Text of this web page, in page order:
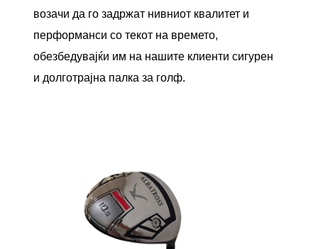
возачи да го задржат нивниот квалитет и
перформанси со текот на времето,
обезбедувајќи им на нашите клиенти сигурен
и долготрајна палка за голф.